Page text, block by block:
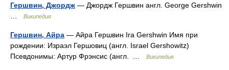
Гершвин, Джордж — Джордж Гершвин англ. George Gershwin
Википедия
Гершвин, Айра — Айра Гершвин Ira Gershwin Имя при
рождении: Израэл Гершовиц (англ. Israel Gershowitz)
Псевдонимы: Артур Фрэнсис (англ. …
Википедия